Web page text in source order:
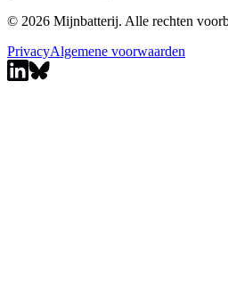
© 2026 Mijnbatterij. Alle rechten
PrivacyAlgemene voorwaarden